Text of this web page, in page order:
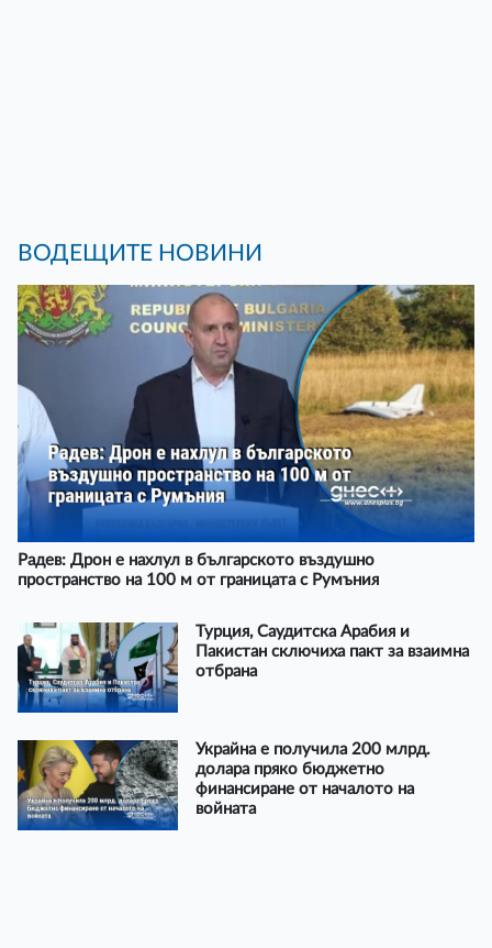
ВОДЕЩИТЕ НОВИНИ
Радев: Дрон е нахлул в българското въздушно
пространство на 100 м от границата с Румъния
Турция, Саудитска Арабия и
Пакистан сключиха пакт за взаимна
отбрана
Украйна е получила 200 млрд.
долара пряко бюджетно
финансиране от началото на
войната